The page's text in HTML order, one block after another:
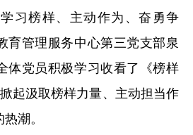
习榜样、主动作为、奋勇争
育管理服务中心第三党支部泉
体党员积极学习收看了《榜样
起汲取榜样力量、主动担当作
潮。